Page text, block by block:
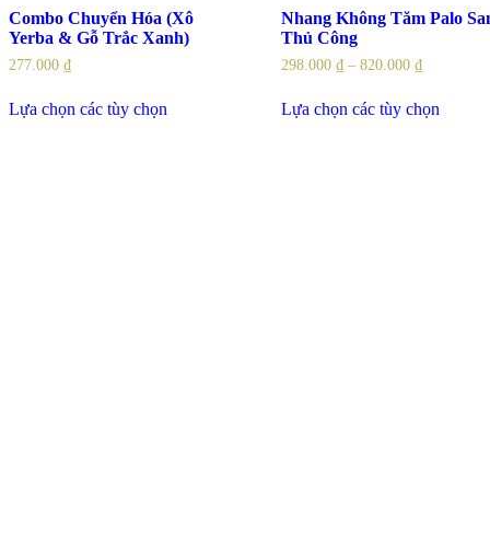
Combo Chuyển Hóa (Xô
Yerba & Gỗ Trắc Xanh)
277.000 ₫
Lựa chọn các tùy chọn
Nhang Không Tăm Palo
Thủ Công
298.000₫ –820.000₫
Lựa chọn các tùy chọn